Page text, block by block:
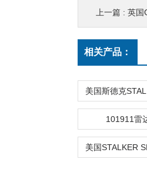
上一篇 : 英国
相关产品：
101911雷